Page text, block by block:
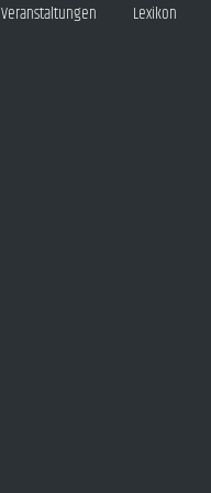
Veranstaltungen Lexikon